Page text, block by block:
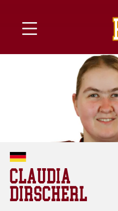
content
CLAUDIA
DIRSCHERL